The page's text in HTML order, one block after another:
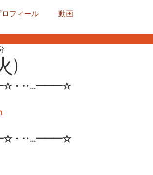
ロフィール 動画
)
・‥…━━━☆
・‥…━━━☆